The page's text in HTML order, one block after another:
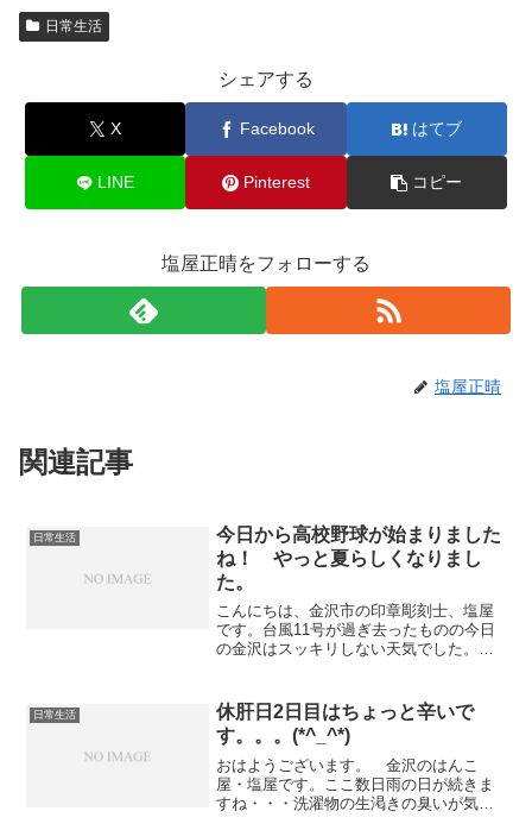
日常生活
シェアする
X Facebook はてブ
LINE Pinterest コピー
塩屋正晴をフォローする
塩屋正晴
関連記事
日常生活
今日から高校野球が始まりました
ね！ やっと夏らしくなりまし
た。
こんにちは、金沢市の印章彫刻士、塩屋
です。台風11号が過ぎ去ったものの今日
の金沢はスッキリしない天気でした。
なかったです～（笑）2日延期になった高
校野球が今日からはじ...
日常生活
休肝日2日目はちょっと辛いで
す。。。(*^_^*)
おはようございます。 金沢のはんこ
屋・塩屋です。ここ数日雨の日が続きま
すね・・・洗濯物の生渇きの臭いが気に